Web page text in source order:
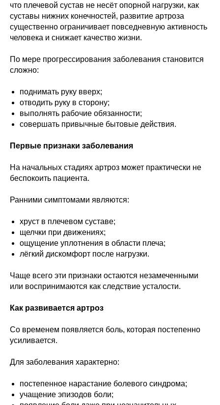
что плечевой сустав не несёт опорной нагрузки, как
суставы нижних конечностей, развитие артроза
существенно ограничивает повседневную активность
человека и снижает качество жизни.
По мере прогрессирования заболевания становится
сложно:
поднимать руку вверх;
отводить руку в сторону;
выполнять рабочие обязанности;
совершать привычные бытовые действия.
Первые признаки заболевания
На начальных стадиях артроз может практически не
беспокоить пациента.
Ранними симптомами являются:
хруст в плечевом суставе;
щелчки при движениях;
ощущение уплотнения в области плеча;
лёгкий дискомфорт после нагрузки.
Чаще всего эти признаки остаются незамеченными
или воспринимаются как следствие усталости.
Как развивается артроз
Со временем появляется боль, которая постепенно
усиливается.
Для заболевания характерно:
постепенное нарастание болевого синдрома;
учащение эпизодов боли;